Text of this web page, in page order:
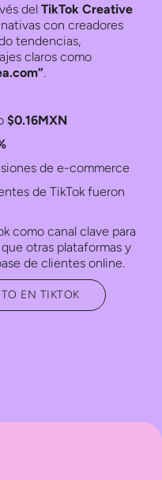
del TikTok Creative
con creadores
tendencias,
claros como
.
$0.16MXN
de e-commerce
de TikTok fueron
como canal clave para
otras plataformas y
de clientes online.
EN TIKTOK